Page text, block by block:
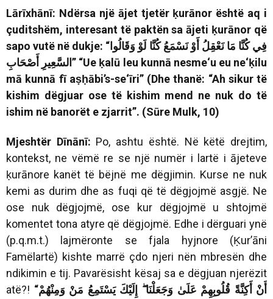
Lārīxhānī: Ndërsa një ājet tjetër ḳurānor është aq i
çuditshëm, interesant të paktën sa ājeti ḳurānor që
sapo vutë në dukje: “ وَقَالُوا لَوْ كُنَّا نَسْمَعُ أَوْ نَعْقِلُ مَا كُنَّا فِي
أَصْحَابِ السَّعِيرِ” “Ue ḳalū leu kunnā nesme‘u eu ne‘ḳilu
mā kunnā fī aṣḥābi’s-se‘īri” (Dhe thanë: “Ah sikur të
kishim dëgjuar ose të kishim mend ne nuk do të
ishim në banorët e zjarrit”. (Sūre Mulk, 10)
Mjeshtër Dīnānī: Po, ashtu është. Në këtë drejtim,
kontekst, ne vëmë re se një numër i lartë i ājeteve
ḳurānore kanët të bëjnë me dëgjimin. Kurse ne nuk
kemi as durim dhe as fuqi që të dëgjojmë asgjë. Ne
ose nuk dëgjojmë, ose kur dëgjojmë u shtojmë
komentet tona atyre që dëgjojmë. Edhe i dërguari ynë
(p.q.m.t.) lajmëronte se fjala hyjnore (Ḳur’āni
Famëlartë) kishte marrë çdo njeri nën mbresën dhe
ndikimin e tij. Pavarësisht kësaj sa e dëgjuan njerëzit
atë?! “وَمِنْهُمْ مَنْ يَسْتَمِعُ إِلَيْكَ وَجَعَلْنَا عَلَىٰ قُلُوبِهِمْ أَكِنَّةً أَنْ